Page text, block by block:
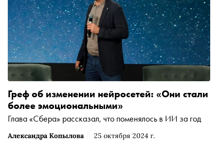
Александра Копылова 25 октября 2024 г.
Греф об изменении нейросетей: «Они стали
более эмоциональными»
Глава «Сбера» рассказал, что поменялось в ИИ за год